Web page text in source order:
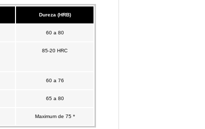
Dureza (HRB)
60 a 80
85-20 HRC
60 a 76
65 a 80
Maximum de 75 *